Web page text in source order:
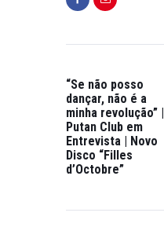
“Se não posso
dançar, não é a
minha revolução” |
Putan Club em
Entrevista | Novo
Disco “Filles
d’Octobre”